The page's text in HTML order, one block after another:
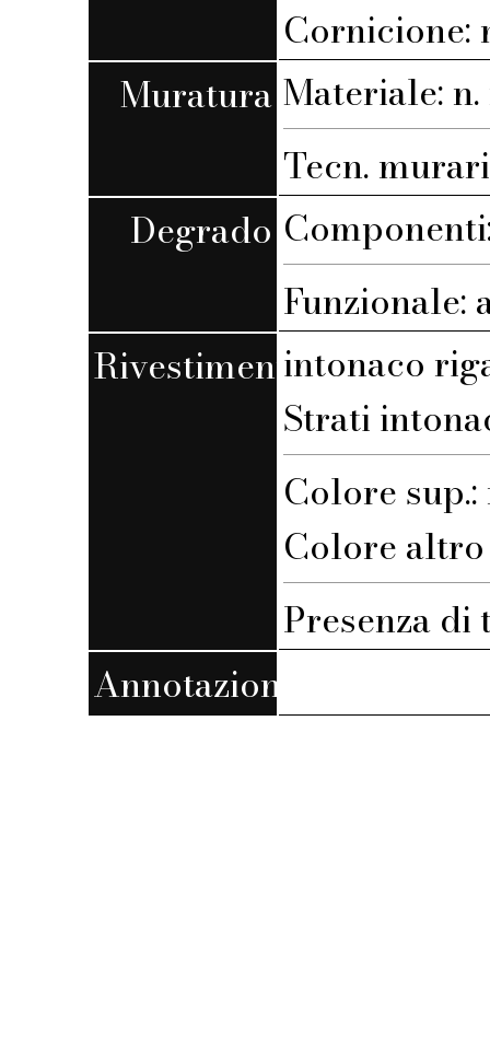
Cornicione:
Muratura Materiale: n.
Tecn.
Degrado
Funzionale:
Rivestimentointonaco
Strati
Colore
Colore altro
Presenza
Annotazioni